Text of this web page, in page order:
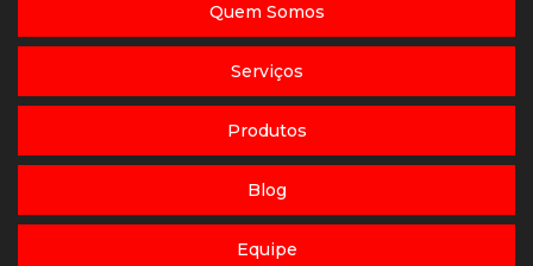
Quem Somos
Serviços
Produtos
Blog
Equipe